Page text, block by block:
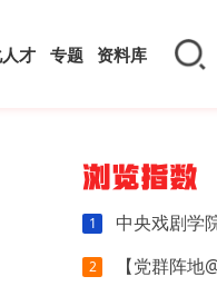
才 专题 资料库
浏览指数
1 中央戏剧学院“穿云箭”小队千
2 【党群阵地@你|新时代文明实